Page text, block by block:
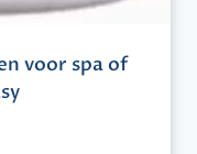
voor spa of